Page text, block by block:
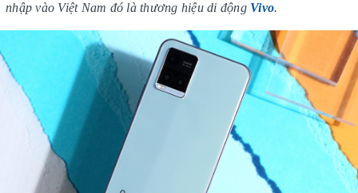
nhập vào Việt Nam đó là thương hiệu di động Vivo.